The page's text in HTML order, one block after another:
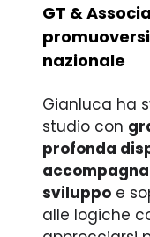
GT &
nazionale
Gianluca ha
studio con
profonda
sviluppo e
alle logiche